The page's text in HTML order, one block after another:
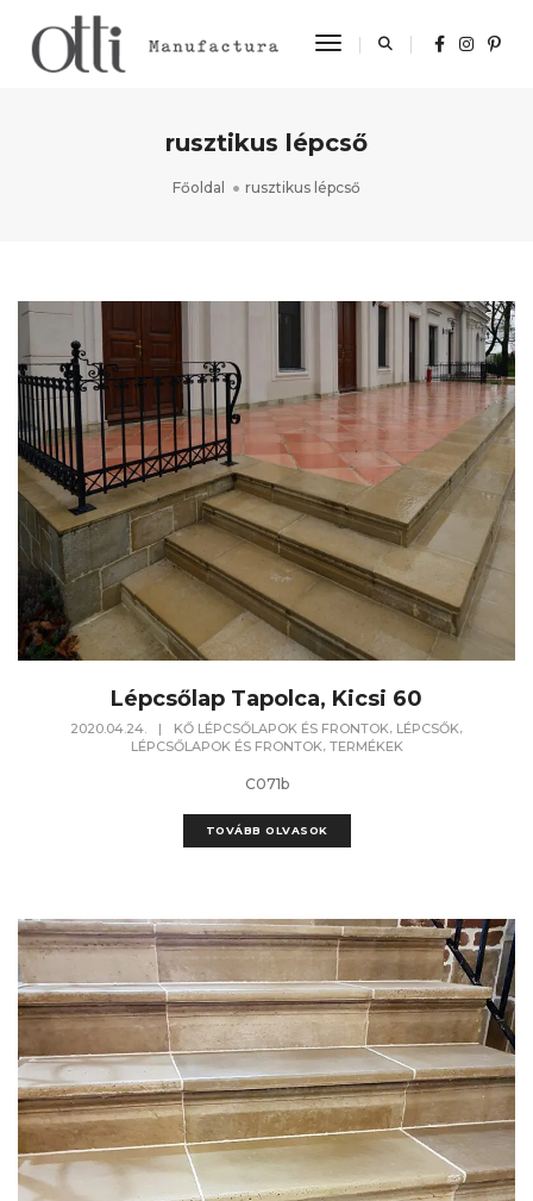
Toggle Navigation
rusztikus lépcső
Főoldal rusztikus lépcső
Lépcsőlap Tapolca, Kicsi 60
2020.04.24. | KŐ LÉPCSŐLAPOK ÉS FRONTOK, LÉPCSŐK,
LÉPCSŐLAPOK ÉS FRONTOK, TERMÉKEK
C071b
TOVÁBB OLVASOK